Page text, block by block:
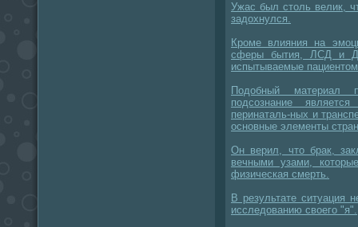
Ужас был столь велик,
задохнулся.
Кроме влияния на
сферы бытия, ЛСД и
испытываемые
Подобный материал
подсознание
перинаталь-ных и
основные элементы
Он верил, что брак,
вечными узами,
физическая смерть.
В результате ситуация
исследованию своего "я".